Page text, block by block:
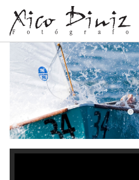
HOME
PERFIL
ARQUITETURA
FINE ART
VÁRIOS